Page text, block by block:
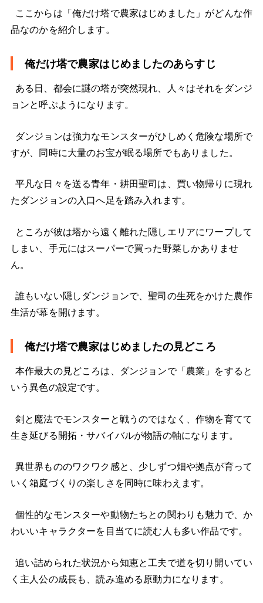
ここからは「俺だけ塔で農家はじめました」がどんな作
品なのかを紹介します。
俺だけ塔で農家はじめましたのあらすじ
ある日、都会に謎の塔が突然現れ、人々はそれをダンジ
ョンと呼ぶようになります。
ダンジョンは強力なモンスターがひしめく危険な場所で
すが、同時に大量のお宝が眠る場所でもありました。
平凡な日々を送る青年・耕田聖司は、買い物帰りに現れ
たダンジョンの入口へ足を踏み入れます。
ところが彼は塔から遠く離れた隠しエリアにワープして
しまい、手元にはスーパーで買った野菜しかありませ
ん。
誰もいない隠しダンジョンで、聖司の生死をかけた農作
生活が幕を開けます。
俺だけ塔で農家はじめましたの見どころ
本作最大の見どころは、ダンジョンで「農業」をすると
いう異色の設定です。
剣と魔法でモンスターと戦うのではなく、作物を育てて
生き延びる開拓・サバイバルが物語の軸になります。
異世界もののワクワク感と、少しずつ畑や拠点が育って
いく箱庭づくりの楽しさを同時に味わえます。
個性的なモンスターや動物たちとの関わりも魅力で、か
わいいキャラクターを目当てに読む人も多い作品です。
追い詰められた状況から知恵と工夫で道を切り開いてい
く主人公の成長も、読み進める原動力になります。